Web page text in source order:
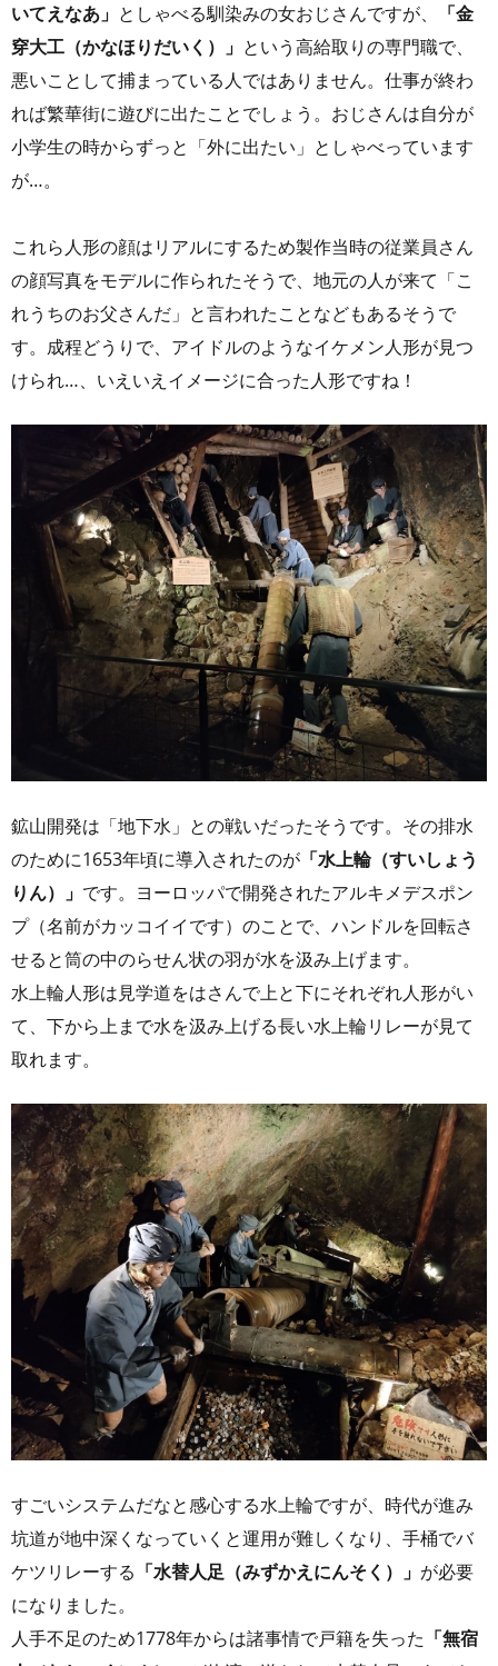
いてえなあ」 としゃべる馴染みの女おじさんですが、
「金
穿大工（かなほりだいく）」 という高給取りの専門職で、
悪いことして捕まっている人ではありません。仕事が終わ
れば繁華街に遊びに出たことでしょう。おじさんは自分が
小学生の時からずっと「外に出たい」としゃべっています
が…。
これら人形の顔はリアルにするため製作当時の従業員さん
の顔写真をモデルに作られたそうで、地元の人が来て「こ
れうちのお父さんだ」と言われたことなどもあるそうで
す。成程どうりで、アイドルのようなイケメン人形が見つ
けられ…、いえいえイメージに合った人形ですね！
鉱山開発は「地下水」との戦いだったそうです。その排水
のために1653年頃に導入されたのが 「水上輪（すいしょう
りん）」 です。ヨーロッパで開発されたアルキメデスポン
プ（名前がカッコイイです）のことで、ハンドルを回転さ
せると筒の中のらせん状の羽が水を汲み上げます。
水上輪人形は見学道をはさんで上と下にそれぞれ人形がい
て、下から上まで水を汲み上げる長い水上輪リレーが見て
取れます。
すごいシステムだなと感心する水上輪ですが、時代が進み
坑道が地中深くなっていくと運用が難しくなり、手桶でバ
ケツリレーする 「水替人足（みずかえにんそく）」 が必要
になりました。
人手不足のため1778年からは諸事情で戸籍を失った 「無宿